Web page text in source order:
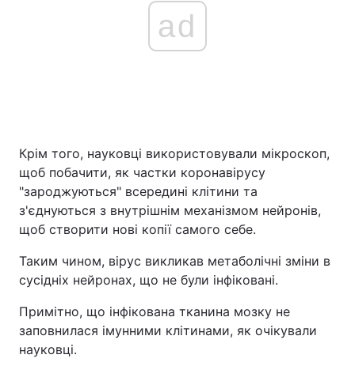
ad
Крім того, науковці використовували мікроскоп,
щоб побачити, як частки коронавірусу
"зароджуються" всередині клітини та
з'єднуються з внутрішнім механізмом нейронів,
щоб створити нові копії самого себе.
Таким чином, вірус викликав метаболічні зміни в
сусідніх нейронах, що не були інфіковані.
Примітно, що інфікована тканина мозку не
заповнилася імунними клітинами, як очікували
науковці.